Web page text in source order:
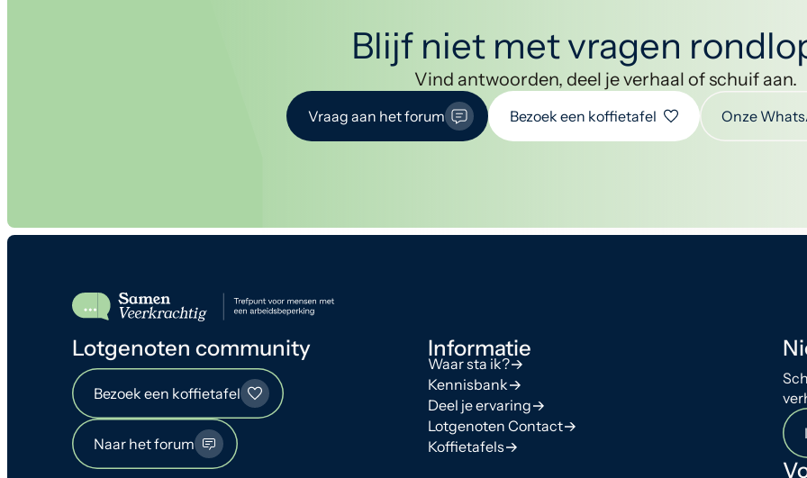
Blijf niet met vragen
Vind antwoorden, deel je verhaal of schuif aan.
Vraag aan het forum Bezoek een koffietafel Onze
Lotgenoten community
Bezoek een koffietafel
Naar het forum
Informatie
Waar sta ik?
Kennisbank
Deel je ervaring
Lotgenoten Contact
Koffietafels